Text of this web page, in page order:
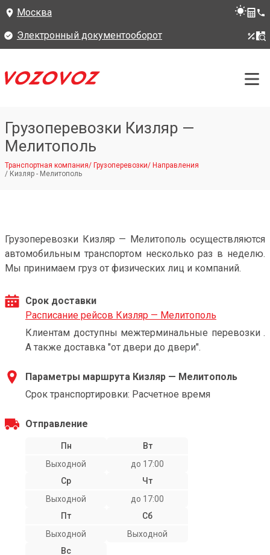
Москва
Электронный документооборот
Грузоперевозки Кизляр —
Мелитополь
Транспортная компания/ Грузоперевозки/ Направления
/ Кизляр - Мелитополь
Грузоперевозки Кизляр — Мелитополь осуществляются
автомобильным транспортом несколько раз в неделю.
Мы принимаем груз от физических лиц и компаний.
Срок доставки
Расписание рейсов Кизляр — Мелитополь
Клиентам доступны межтерминальные перевозки .
А также доставка "от двери до двери".
Параметры маршрута Кизляр — Мелитополь
Срок транспортировки: Расчетное время
Отправление
Пн
Выходной
Вт
до 17:00
Ср
Выходной
Чт
до 17:00
Пт
Выходной
Сб
Выходной
Вс